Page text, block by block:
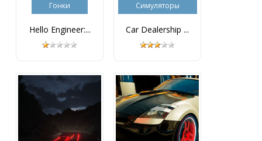
Гонки
Hello Engineer:...
Симуляторы
Car Dealership ...